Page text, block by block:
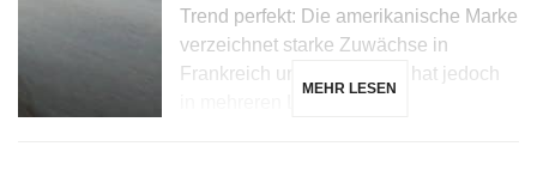
Trend perfekt: Die amerikanische Marke
verzeichnet starke Zuwächse in
Frankreich und Dänemark, hat jedoch
MEHR LESEN